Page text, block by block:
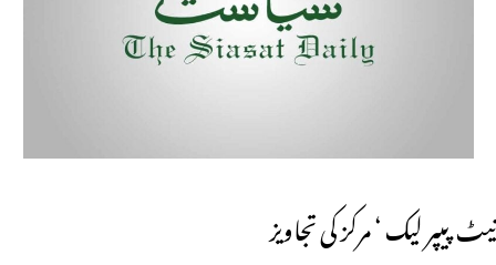
نیٹ پیپر لیک ‘ مرکز کی تجاویز